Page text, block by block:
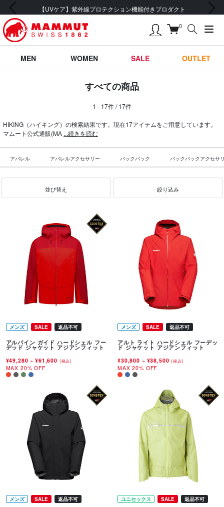
【UVケア】紫外線プロテクション機能付きプロダクト
前の画像 次の画像
0
MEN WOMEN SALE OUTLET
すべての商品
1 - 17件 / 17件
HIKING（ハイキング）の検索結果です。現在17アイテムをご用意しています。
マムート公式通販(MA ...続きを読む
アパレル アパレルアクセサリー バックパック バックパックアクセサ
並び替え 絞り込み
メンズ SALE 返品不可
アルパイン ガイド ハードシェル フー
デッド ジャケット アジアンフィット
¥49,280~ ¥61,600 (税込)
MAX 20% OFF
メンズ SALE 返品不可
アルト ライト ハードシェル フーデッ
ド ジャケット アジアンフィット
¥30,800 ~ ¥38,500(税込)
MAX 20% OFF
メンズ SALE 返品不可 ユニセックス SALE 返品不可